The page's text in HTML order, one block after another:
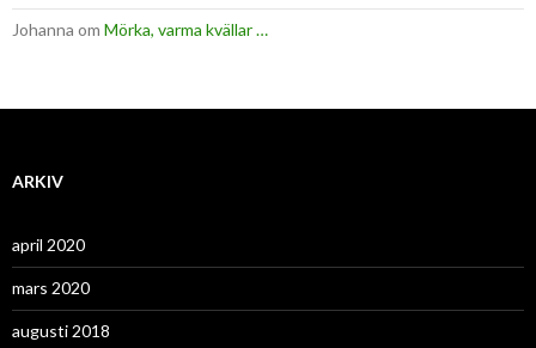
Johanna om Mörka, varma kvällar …
ARKIV
april 2020
mars 2020
augusti 2018